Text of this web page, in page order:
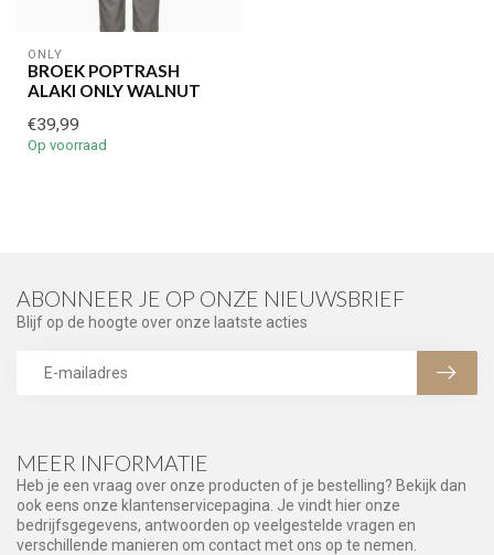
ONLY
BROEK POPTRASH
ALAKI ONLY WALNUT
€39,99
Op voorraad
MEER INFORMATIE
Heb je een vraag over onze producten of je bestelling? Bekijk dan
ook eens onze klantenservicepagina. Je vindt hier onze
bedrijfsgegevens, antwoorden op veelgestelde vragen en
verschillende manieren om contact met ons op te nemen.
ABONNEER JE OP ONZE NIEUWSBRIEF
Blijf op de hoogte over onze laatste acties